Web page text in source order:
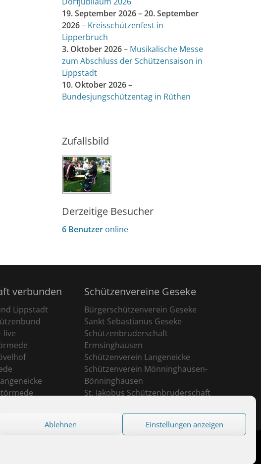
Ablehnen Einstellungen anzeigen
19. September 2026–20. September
2026– Kreisschützenfest in
Lipperbruch
3. Oktober 2026– Musikalische Messe
zum Abschluss der Schützensaison in
Lippstadt
10. Oktober 2026–
Bundesjungschützentag in Rüthen
Zufallsbild
Derzeitige Besucher
6 Benutzer online
verbunden
Lippstadt
live
Schützenvereine Geseke
Bürgerschützenverein Geseke
Sankt Sebastianus Geseke
Schützenbruderschaft
Ermsinghausen
Schützenverein Langeneicke
Schützenverein Mönninghausen-
Bönninghausen
St. Jakobus Schützenbruderschaft